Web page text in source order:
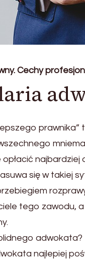
Cechy
się w takiej
tego zawodu,
adwokata?
najlepiej